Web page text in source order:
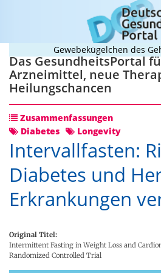
Gewebekügelchen des
Das GesundheitsPortal
Arzneimittel, neue
Heilungschancen
Zusammenfassungen
Diabetes Longevity
Intervallfasten:
Diabetes und
Erkrankungen
Original Titel:
Intermittent Fasting in Weight Loss and
Randomized Controlled Trial